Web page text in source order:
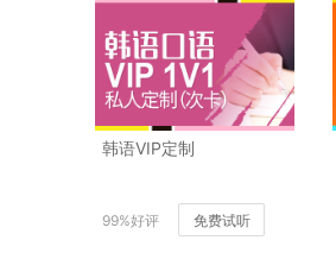
韩语VIP定制
99%好评 免费试听